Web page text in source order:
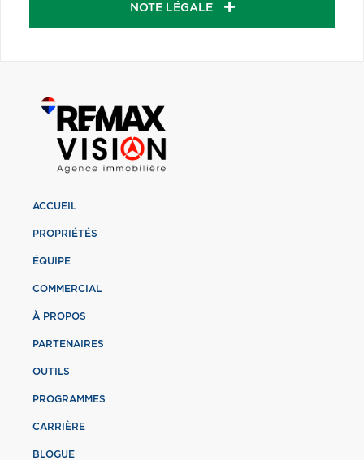
NOTE LÉGALE
ACCUEIL
PROPRIÉTÉS
ÉQUIPE
COMMERCIAL
À PROPOS
PARTENAIRES
OUTILS
PROGRAMMES
CARRIÈRE
BLOGUE